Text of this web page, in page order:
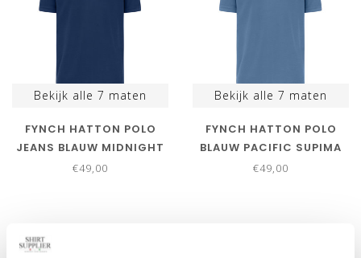
Bekijk alle 7 maten
FYNCH HATTON POLO
JEANS BLAUW MIDNIGHT
BLUE SUPIMA PIQUE
€49,00
Bekijk alle 7 maten
FYNCH HATTON POLO
BLAUW PACIFIC SUPIMA
PIQUE KATOEN
€49,00